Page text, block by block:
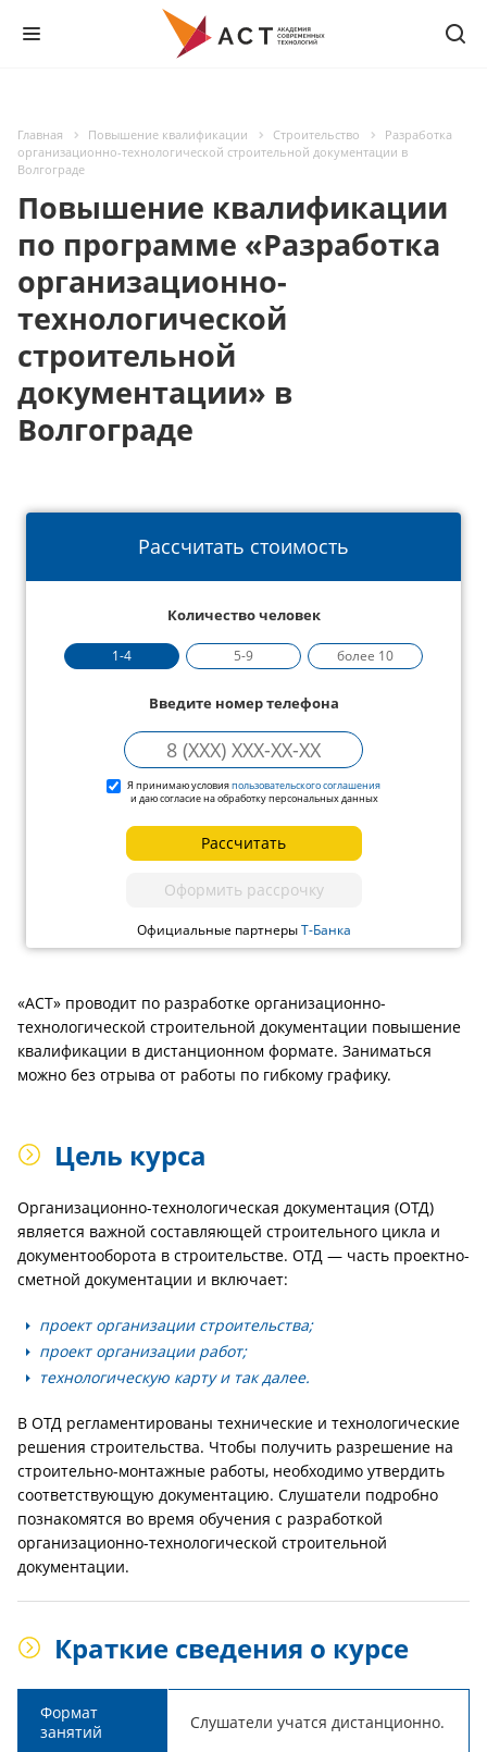
Главная Повышение квалификации Строительство
Разработка
организационно-технологической строительной документации в
Волгограде
Повышение квалификации
по программе «Разработка
организационно-
технологической
строительной
документации» в
Волгограде
Рассчитать стоимость
Количество человек
1-4 5-9 более 10
Введите номер телефона
Я принимаю условияпользовательского соглашения
и даю согласие на обработку персональных данных
Рассчитать
Оформить рассрочку
Официальные партнерыТ-Банка
«АСТ» проводит по разработке организационно-
технологической строительной документации повышение
квалификации в дистанционном формате. Заниматься
можно без отрыва от работы по гибкому графику.
Цель курса
Организационно-технологическая документация (ОТД)
является важной составляющей строительного цикла и
документооборота в строительстве. ОТД — часть проектно-
сметной документации и включает:
проект организации строительства;
проект организации работ;
технологическую карту и так далее.
В ОТД регламентированы технические и технологические
решения строительства. Чтобы получить разрешение на
строительно-монтажные работы, необходимо утвердить
соответствующую документацию. Слушатели подробно
познакомятся во время обучения с разработкой
организационно-технологической строительной
документации.
Краткие сведения о курсе
Формат
занятий
Слушатели учатся дистанционно.